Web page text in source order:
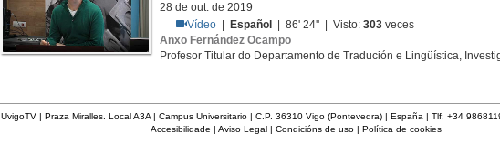
28 de out. de 2019
Vídeo
Español | 86' 24'' | Visto:303 veces
Anxo Fernández Ocampo
Profesor Titular do Departamento de Tradución e Lingüística,
UvigoTV | Praza Miralles. Local A3A | Campus Universitario | C.P. 36310 Vigo (Pontevedra) | España | Tlf: +34
Accesibilidade | Aviso Legal| Condicións de uso| Política de cookies